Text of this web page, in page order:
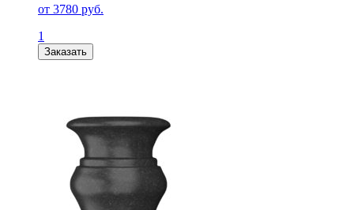
от 3780 руб.
1
Заказать